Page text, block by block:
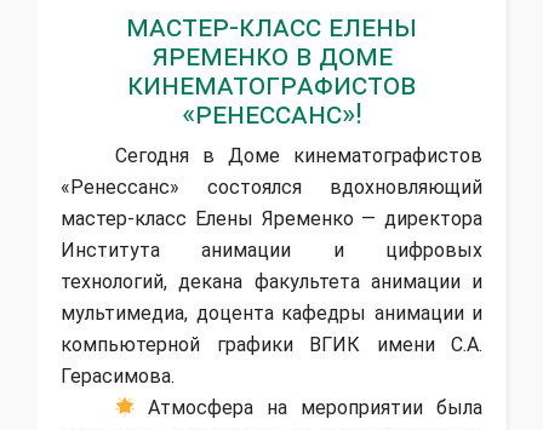
Мастер-класс Елены
Яременко в Доме
кинематографистов
«Ренессанс»!
Сегодня в Доме кинематографистов
«Ренессанс» состоялся вдохновляющий
мастер-класс Елены Яременко — директора
Института анимации и цифровых
технологий, декана факультета анимации и
мультимедиа, доцента кафедры анимации и
компьютерной графики ВГИК имени С.А.
Герасимова.
Атмосфера на мероприятии была